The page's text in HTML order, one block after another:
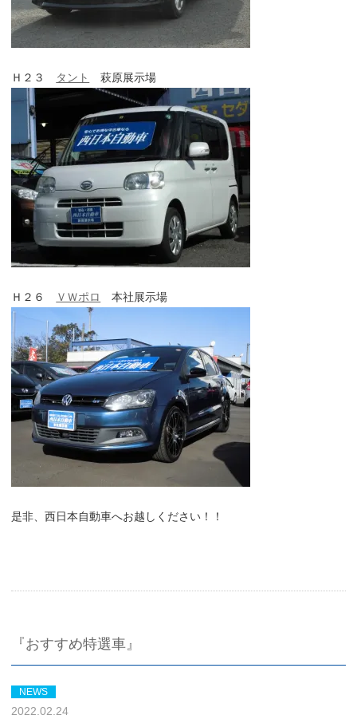
Ｈ２３ タント 萩原展示場
Ｈ２６ ＶＷポロ 本社展示場
是非、西日本自動車へお越しください！！
『おすすめ特選車』
NEWS
2022.02.24